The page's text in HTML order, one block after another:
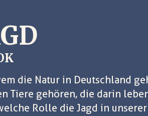
die Natur in Deutschland
Tiere gehören, die darin
Rolle die Jagd in